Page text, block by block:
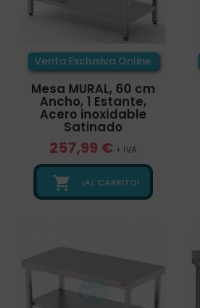
Venta Exclusiva Online
Mesa MURAL, 60 cm
Ancho, 1 Estante,
Acero inoxidable
Satinado
257,99 € + IVA
 ¡AL CARRITO!